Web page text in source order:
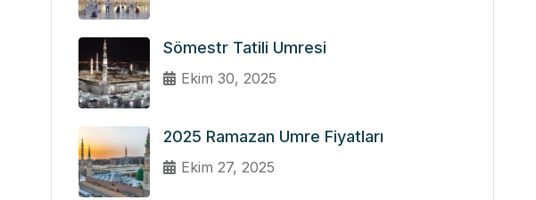
Sömestr Tatili Umresi
Ekim 30, 2025
2025 Ramazan Umre Fiyatları
Ekim 27, 2025